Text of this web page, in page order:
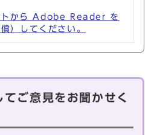
から Adobe Reader を
）してください。
ご意見をお聞かせく